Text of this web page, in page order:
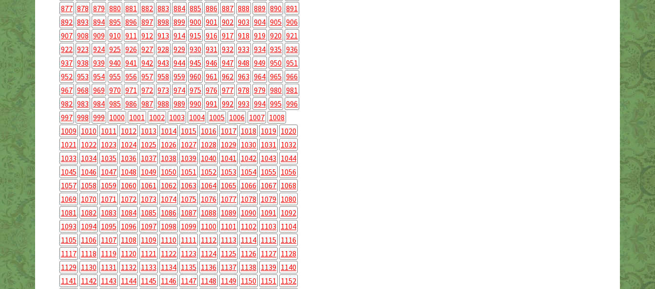
877 878 879 880 881 882 883 884 885 886 887 888 889 890 891
892 893 894 895 896 897 898 899 900 901 902 903 904 905 906
907 908 909 910 911 912 913 914 915 916 917 918 919 920 921
922 923 924 925 926 927 928 929 930 931 932 933 934 935 936
937 938 939 940 941 942 943 944 945 946 947 948 949 950 951
952 953 954 955 956 957 958 959 960 961 962 963 964 965 966
967 968 969 970 971 972 973 974 975 976 977 978 979 980 981
982 983 984 985 986 987 988 989 990 991 992 993 994 995 996
997 998 999 1000 1001 1002 1003 1004 1005 1006 1007 1008
1009 1010 1011 1012 1013 1014 1015 1016 1017 1018 1019 1020
1021 1022 1023 1024 1025 1026 1027 1028 1029 1030 1031 1032
1033 1034 1035 1036 1037 1038 1039 1040 1041 1042 1043 1044
1045 1046 1047 1048 1049 1050 1051 1052 1053 1054 1055 1056
1057 1058 1059 1060 1061 1062 1063 1064 1065 1066 1067 1068
1069 1070 1071 1072 1073 1074 1075 1076 1077 1078 1079 1080
1081 1082 1083 1084 1085 1086 1087 1088 1089 1090 1091 1092
1093 1094 1095 1096 1097 1098 1099 1100 1101 1102 1103 1104
1105 1106 1107 1108 1109 1110 1111 1112 1113 1114 1115 1116
1117 1118 1119 1120 1121 1122 1123 1124 1125 1126 1127 1128
1129 1130 1131 1132 1133 1134 1135 1136 1137 1138 1139 1140
1141 1142 1143 1144 1145 1146 1147 1148 1149 1150 1151 1152